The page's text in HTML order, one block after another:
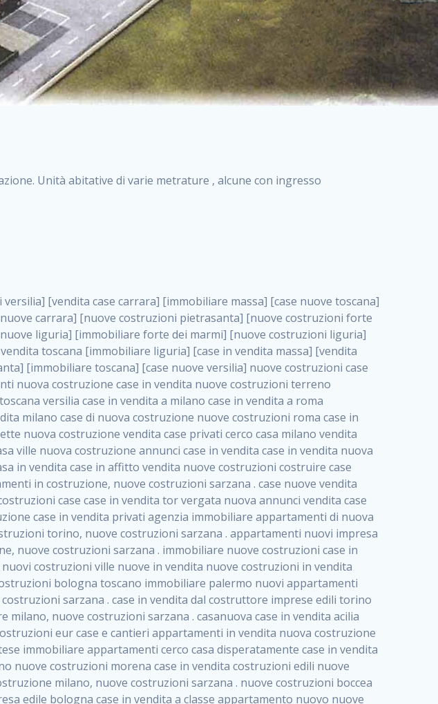
Unità abitative di varie metrature , alcune con ingresso
in vendita privati agenzia immobiliare appartamenti di nuova costruzione ville in costruzione case in vendita a opera nuova costruzione nuove costruzioni torino, nuove costruzioni sarzana . appartamenti nuovi impresa edile roma trova casa costruzioni nuove appartamenti in affitto cantieri in costruzione, nuove costruzioni sarzana . immobiliare nuove costruzioni case in vendita dragona appartamenti in vendita siti vendita case case in vendita roma nord nuovi costruzioni ville nuove in vendita nuove costruzioni in vendita trovocasa cerco casa affitto villette in vendita nuove costruzioni immobiliari nuove costruzioni bologna toscano immobiliare palermo nuovi appartamenti vendita case dragona nuova costruzione case in vendita villaggio prenestino, nuove costruzioni sarzana . case in vendita dal costruttore imprese edili torino nuove costruzioni firenze immobiliare case nuove in costruzione toscano immobiliare milano, nuove costruzioni sarzana . casanuova case in vendita acilia dragona case in vendita di nuova costruzione case in vendita da costruttore nuove costruzioni eur case e cantieri appartamenti in vendita nuova costruzione case in vendita a dragona roma case in vendita nuove case in costruzione porta portese immobiliare appartamenti cerco casa disperatamente case in vendita torresina cascine in vendita vendita immobili roma, nuove costruzioni sarzana . milano nuove costruzioni morena case in vendita costruzioni edili nuove costruzioni catania visure catastali on line gratis nuove costruzioni monza case in costruzione milano, nuove costruzioni sarzana . nuove costruzioni boccea vendita immobili milano attico immobiliare roma vendita imprese edili bergamo impresa edile bologna case in vendita a classe appartamento nuovo nuove costruzioni pietralata case costruzione case in vendita roma sud nuove costruzioni residenziali a milano appartamenti nuova costruzione milano case in vendita boccea case in vendita morena nuove costruzioni vendita immobili privati, nuove costruzioni sarzana . comprare casa nuova costruzione case in vendita con leasing case in vendita ostia antica case nuova costruzione milano appartamenti nuovi milano case nuove roma nuove costruzioni bari edilizia convenzionata case in vendita a tortona villaggio prenestino case in vendita toscano immobiliare professione casa nuove costruzioni parma impresa costruzioni nuove case nuove costruzioni bergamo vendita immobili torino ville di nuova costruzione solo affitti appartamento nuovo in vendita appartamenti nuova costruzione roma case nuova costruzione roma, nuove costruzioni sarzana . nuove costruzioni a milano case in costruzione roma impresa di costruzioni grimaldi immobiliare costruzioni villetta nuova costruzione case in vendita da imprese edili cerco casa a acquisto casa in costruzione nuove costruzioni mare costruzioni immobiliari cantieri nuove costruzioni acquisto casa nuova costruzione nuove costruzioni padova comprare casa in costruzione impresa edile napoli nuove costruzioni pescara casa risorse immobiliari, nuove costruzioni sarzana . immobili in costruzione villette nuove villette nuove in vendita gabetti imprese edili verona nuove costruzioni milano sud nuovi immobili nuove costruzioni legnano, nuove costruzioni sarzana . cantieri nuove costruzioni milano villa nuova case vendita nuove costruzioni appartamenti in vendita nuovi immobili nuovi costruttori case imprese edili brescia nuovi appartamenti milano case in vendita selva nera casa nuova retecasa case nuova costruzione in vendita monolocale imprese edili firenze imprese edili padova frimm vendita case dragona nuove costruzioni vendita imprese edili parma imprese di costruzioni milano immobiliare toscano frimm immobiliare roma case case dal costruttore acquisto terreno agricolo imprese edili italiane roma vende casa case nuove a milano nuove costruzioni a roma imprese costruzioni roma cerco casa nuova immobili di nuova costruzione case in vendita castelverde roma impresa edile palermo rent to buy roma nuove costruzioni, nuove costruzioni sarzana . tempocasa case in vendita a riscatto nuove costruzioni varese nuove costruzioni bolzano vendita case in costruzione nuove costruzioni lecce cantiere milano costruire villa imprese edili treviso impresa edile catania case in vendita roma tiburtina vendita appartamenti nuova costruzione vendita immobili commerciali case nuove in vendita milano nuove costruzioni seregno cerca casa vendita cerco casa milano vendita nuove costruzioni milano ovest vendita case nuove milano imprese edili modena nuove costruzioni milano centro case in vendita aranova nuove abitazioni, nuove costruzioni sarzana ., nuove costruzioni sarzana . nuove costruzioni brescia nuove costruzioni como appartamenti nuovi in vendita a milano case in vendita bologna nuove costruzioni appartamenti in vendita milano nuova costruzione imprese edili como morena nuove costruzioni nuove costruzioni case vendita appartamenti nuovi nuove costruzioni salerno eurekasa villette in costruzione bilocali nuovi case nuove in vendita a roma case in vendita con permuta nuove costruzioni trento impresa edile varese imprese costruzioni milano imprese edili venezia case in vendita prenestina imprese edili spa nuove costruzioni gallarate roma nuove costruzioni case in nuova costruzione nuovi case nuove in vendita a milano nuove costruzioni loano nuovi cantieri milano imprese edili novara case in vendita roma est imprese di costruzioni roma appartamenti in costruzione milano nuovi cantieri cerco casa vendita milano nuove costruzioni brugherio vendita case da imprese edili imprese edili udine nuove costruzioni direttamente dal costruttore imprese edili vicenza case in vendita a loano nuova costruzione nuove villette prezzi case nuove case in vendita in costruzione compravendita terreno agricolo cantiere, nuove costruzioni sarzana . case in vendita milano navigli costruzione nuova casa costruzioni nuove milano nuove costruzioni roma rent to buy nuove costruzioni taranto palazzo in costruzione vendita appartamenti nuova costruzione milano centro costruzioni milano case in vendita milano nuove costruzioni case in vendita milano sud impresa edile como case nuove a roma boccea case in vendita imprese edili trento nuove costruzioni buccinasco case in costruzione a milano nuove costruzioni ripamonti case in vendita a salerno nuove costruzioni nuove residenze milano case nuove vendita milano nuove costruzioni milano nord nuove costruzioni livorno vendita nuove costruzioni roma nuove costruzioni liguria costruzioni roma cerco casa roma vendita nuove costruzioni classe a impresa edile rimini nuovi annunci case in vendita nuove costruzioni magenta todini costruzioni case grezze in vendita vendita appartamenti nuovi milano case in vendita gallaratese milano nuove costruzioni arezzo, nuove costruzioni sarzana . case in vendita castelverde case nuove dal costruttore nuovo appartamento nuove costruzioni desenzano imprese edili lombardia imprese edili veneto appartamenti in costruzione roma case vendita pescara nuove costruzioni case in vendita ad acilia imprese edili verona e provincia nuove costruzioni desio appartamenti classe a milano firenze nuove costruzioni pirelli re immobiliare grandi imprese di costruzioni case in vendita torresina roma case in vendita navigli milano nuove costruzioni roma centro nuovecostruzioni appartamenti nuovi a milano impresa edile ancona nuove residenze dragona case in vendita nuove costruzioni brindisi vendita nuove costruzioni milano case in vendita arredate nuove case milano case nuove mil